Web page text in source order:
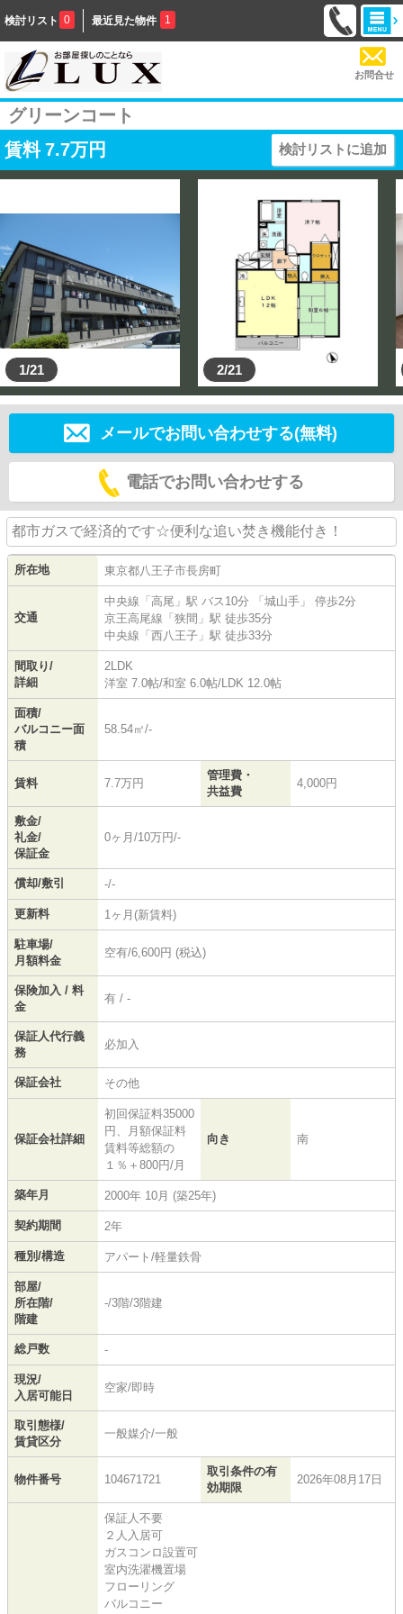
検討リスト 0 最近見た物件 1
お問合せ
グリーンコート
賃料 7.7万円 検討リストに追加
1/21 2/21
メールでお問い合わせする(無料)
電話でお問い合わせする
都市ガスで経済的です☆便利な追い焚き機能付き！
所在地 東京都八王子市長房町
交通
中央線 「高尾 」駅 バス10分 「城山手」 停歩2分
京王高尾線 「狭間 」駅 徒歩35分
中央線 「西八王子 」駅 徒歩33分
間取り/
詳細
2LDK
洋室 7.0帖/和室 6.0帖/LDK 12.0帖
面積/
バルコニー面
積
58.54㎡/-
賃料 7.7万円
管理費・
共益費
4,000円
敷金/
礼金/
保証金
0ヶ月/10万円/-
償却/敷引 -/-
更新料 1ヶ月(新賃料)
駐車場/
月額料金
空有/6,600円 (税込)
保険加入 / 料
金
有 / -
保証人代行義
務
必加入
保証会社 その他
保証会社詳細
初回保証料35000
円、月額保証料
賃料等総額の
１％＋800円/月
向き 南
築年月 2000年 10月 (築25年)
契約期間 2年
種別/構造 アパート/軽量鉄骨
部屋/
所在階/
階建
-/3階/3階建
総戸数 -
現況/
入居可能日
空家/即時
取引態様/
賃貸区分
一般媒介/一般
物件番号 104671721
取引条件の有
効期限
2026年08月17日
保証人不要
２人入居可
ガスコンロ設置可
室内洗濯機置場
フローリング
バルコニー